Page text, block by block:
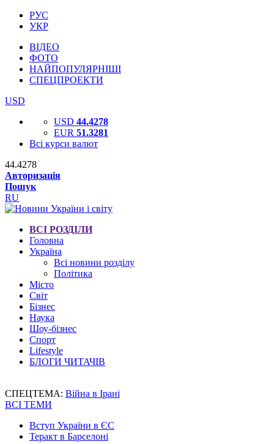
РУС
УКР
ВІДЕО
ФОТО
НАЙПОПУЛЯРНІШІ
СПЕЦПРОЕКТИ
USD
USD 44.4278
EUR 51.3281
Всі курси валют
44.4278
Авторизація
Пошук
RU
ВСІ РОЗДІЛИ
Головна
Україна
Всі новини розділу
Політика
Місто
Світ
Бізнес
Наука
Шоу-бізнес
Спорт
Lifestyle
БЛОГИ ЧИТАЧІВ
СПЕЦТЕМА: Війна в Ірані
ВСІ ТЕМИ
Вступ України в ЄС
Теракт в Барселоні